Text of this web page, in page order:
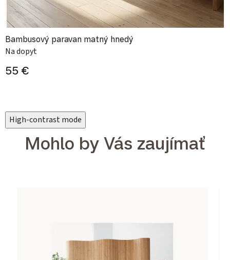
Bambusový paravan matný hnedý
Na dopyt
55 €
High-contrast mode
Mohlo by Vás zaujímať